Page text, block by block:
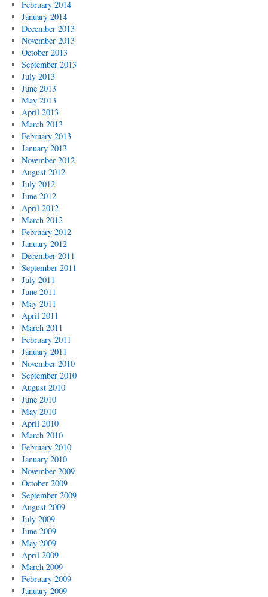
February 2014
January 2014
December 2013
November 2013
October 2013
September 2013
July 2013
June 2013
May 2013
April 2013
March 2013
February 2013
January 2013
November 2012
August 2012
July 2012
June 2012
April 2012
March 2012
February 2012
January 2012
December 2011
September 2011
July 2011
June 2011
May 2011
April 2011
March 2011
February 2011
January 2011
November 2010
September 2010
August 2010
June 2010
May 2010
April 2010
March 2010
February 2010
January 2010
November 2009
October 2009
September 2009
August 2009
July 2009
June 2009
May 2009
April 2009
March 2009
February 2009
January 2009